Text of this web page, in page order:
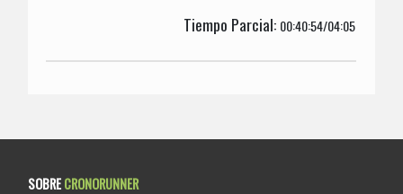
Tiempo Parcial: 00:40:54/04:05
SOBRECRONORUNNER